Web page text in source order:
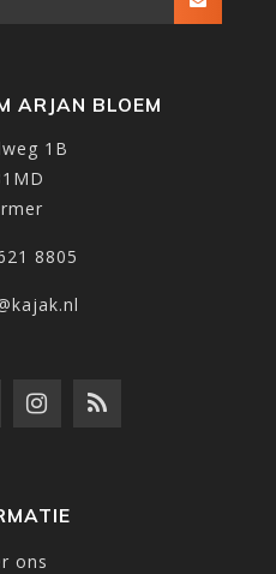
ARJAN BLOEM
1B
8805
ons